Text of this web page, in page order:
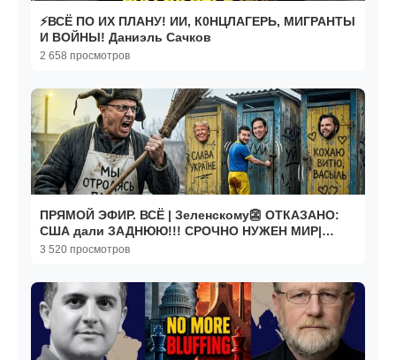
⚡ВСЁ ПО ИХ ПЛАНУ! ИИ, К0НЦЛАГЕРЬ, МИГРАНТЫ
И ВОЙНЫ! Даниэль Сачков
2 658 просмотров
ПРЯМОЙ ЭФИР. ВСЁ | Зеленскому👺 ОТКАЗАНО:
США дали ЗАДНЮЮ!!! СРОЧНО НУЖЕН МИР|
Спивак
3 520 просмотров